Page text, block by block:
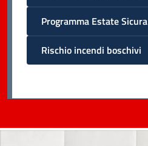
Programma Estate Sicura
Rischio incendi boschivi